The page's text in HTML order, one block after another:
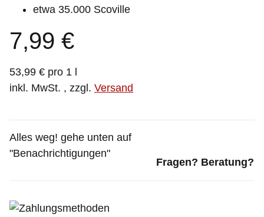
etwa 35.000 Scoville
7,99 €
53,99 € pro 1 l
inkl. MwSt. , zzgl. Versand
Alles weg! gehe unten auf
"Benachrichtigungen"
Fragen? Beratung?